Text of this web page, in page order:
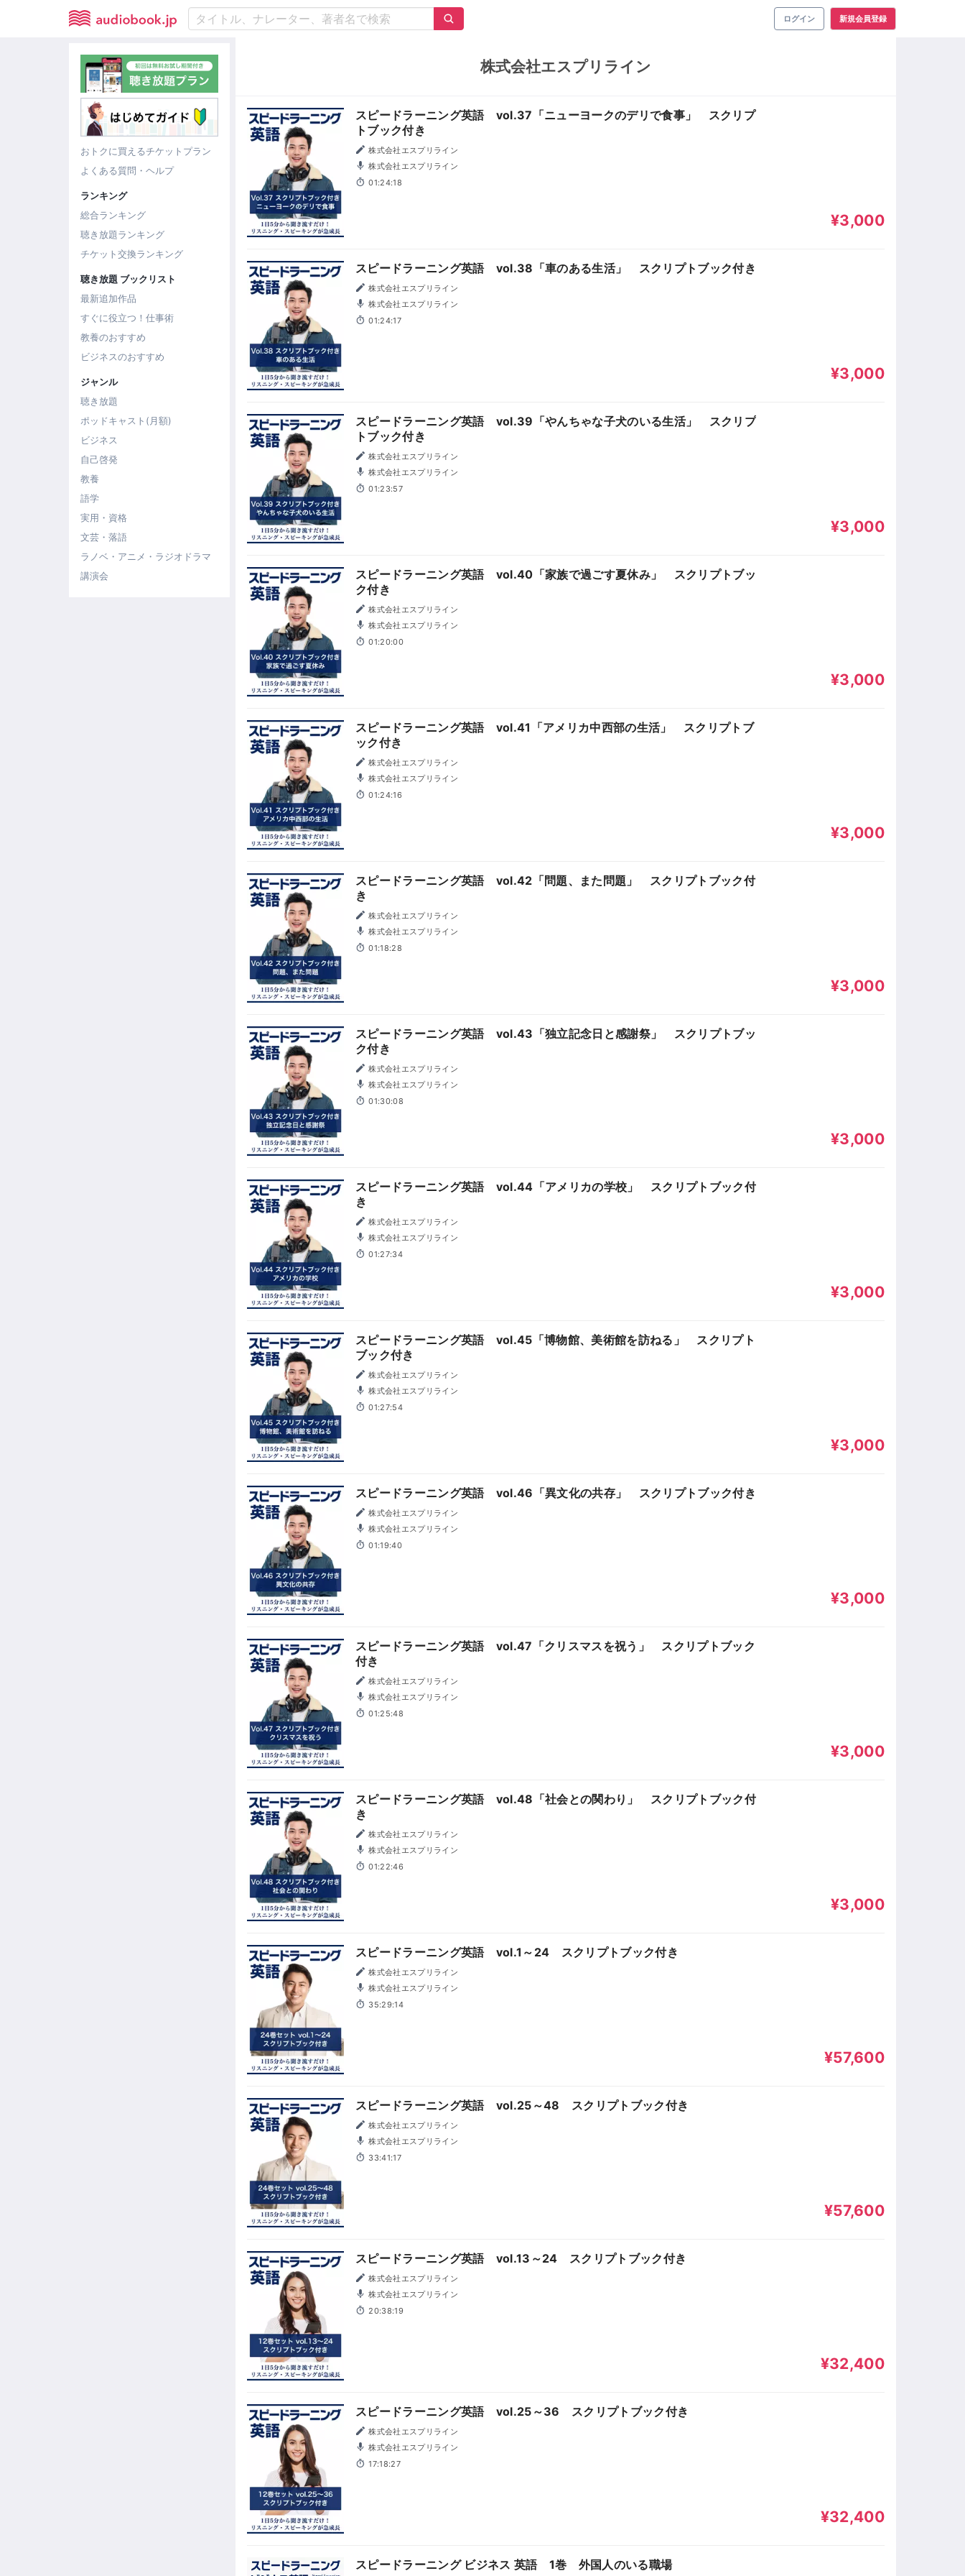
ログイン 新規会員登録
おトクに買えるチケットプラン
よくある質問・ヘルプ
ランキング
総合ランキング
聴き放題ランキング
チケット交換ランキング
聴き放題 ブックリスト
最新追加作品
すぐに役立つ！仕事術
教養のおすすめ
ビジネスのおすすめ
ジャンル
聴き放題
ポッドキャスト(月額)
ビジネス
自己啓発
教養
語学
実用・資格
文芸・落語
ラノベ・アニメ・ラジオドラマ
講演会
株式会社エスプリライン
スピードラーニング英語 vol.37「ニューヨークのデリで食事」 スクリプ
トブック付き
株式会社エスプリライン
株式会社エスプリライン
01:24:18
¥3,000
スピードラーニング英語 vol.38「車のある生活」 スクリプトブック付き
株式会社エスプリライン
株式会社エスプリライン
01:24:17
¥3,000
スピードラーニング英語 vol.39「やんちゃな子犬のいる生活」 スクリプ
トブック付き
株式会社エスプリライン
株式会社エスプリライン
01:23:57
¥3,000
スピードラーニング英語 vol.40「家族で過ごす夏休み」 スクリプトブッ
ク付き
株式会社エスプリライン
株式会社エスプリライン
01:20:00
¥3,000
スピードラーニング英語 vol.41「アメリカ中西部の生活」 スクリプトブ
ック付き
株式会社エスプリライン
株式会社エスプリライン
01:24:16
¥3,000
スピードラーニング英語 vol.42「問題、また問題」 スクリプトブック付
き
株式会社エスプリライン
株式会社エスプリライン
01:18:28
¥3,000
スピードラーニング英語 vol.43「独立記念日と感謝祭」 スクリプトブッ
ク付き
株式会社エスプリライン
株式会社エスプリライン
01:30:08
¥3,000
スピードラーニング英語 vol.44「アメリカの学校」 スクリプトブック付
き
株式会社エスプリライン
株式会社エスプリライン
01:27:34
¥3,000
スピードラーニング英語 vol.45「博物館、美術館を訪ねる」 スクリプト
ブック付き
株式会社エスプリライン
株式会社エスプリライン
01:27:54
¥3,000
スピードラーニング英語 vol.46「異文化の共存」 スクリプトブック付き
株式会社エスプリライン
株式会社エスプリライン
01:19:40
¥3,000
スピードラーニング英語 vol.47「クリスマスを祝う」 スクリプトブック
付き
株式会社エスプリライン
株式会社エスプリライン
01:25:48
¥3,000
スピードラーニング英語 vol.48「社会との関わり」 スクリプトブック付
き
株式会社エスプリライン
株式会社エスプリライン
01:22:46
¥3,000
スピードラーニング英語 vol.1～24 スクリプトブック付き
株式会社エスプリライン
株式会社エスプリライン
35:29:14
¥57,600
スピードラーニング英語 vol.25～48 スクリプトブック付き
株式会社エスプリライン
株式会社エスプリライン
33:41:17
¥57,600
スピードラーニング英語 vol.13～24 スクリプトブック付き
株式会社エスプリライン
株式会社エスプリライン
20:38:19
¥32,400
スピードラーニング英語 vol.25～36 スクリプトブック付き
株式会社エスプリライン
株式会社エスプリライン
17:18:27
¥32,400
スピードラーニング ビジネス 英語 1巻 外国人のいる職場